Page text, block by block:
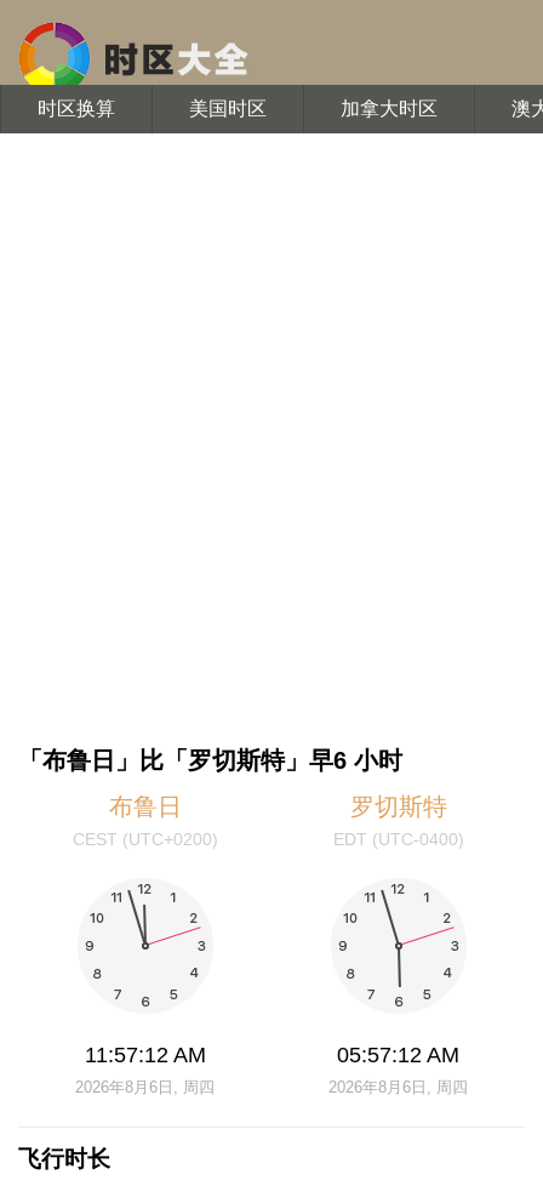
时区换算 美国时区 加拿大时区 澳
「布鲁日」比「罗切斯特」早6 小时
布鲁日
CEST (UTC+0200)
11:57:12 AM
2026年8月6日, 周四
罗切斯特
EDT (UTC-0400)
05:57:12 AM
2026年8月6日, 周四
飞行时长